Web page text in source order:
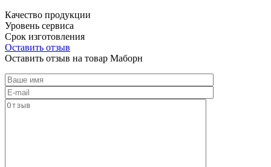
Качество продукции
Уровень сервиса
Срок изготовления
Оставить отзыв
Оставить отзыв на товар Маборн